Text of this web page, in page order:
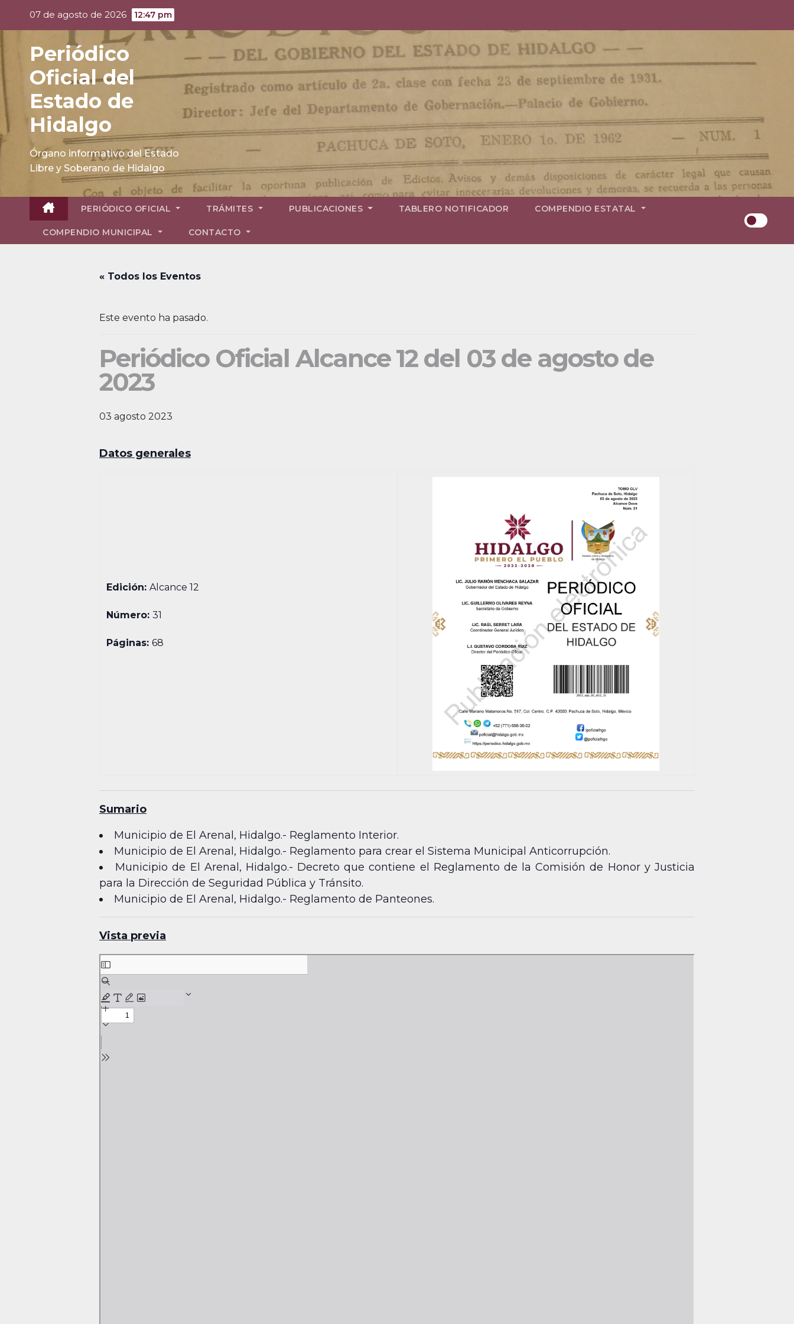
07 de agosto de 2026 12:47 pm
Periódico
Oficial del
Estado de
Hidalgo
Órgano informativo del Estado
Libre y Soberano de Hidalgo
PERIÓDICO OFICIAL TRÁMITES PUBLICACIONES TABLERO NOTIFICADOR COMPENDIO ESTATAL
COMPENDIO MUNICIPAL CONTACTO
« Todos los Eventos
Este evento ha pasado.
Periódico Oficial Alcance 12 del 03 de agosto de
2023
03 agosto 2023
Datos generales
Edición:Alcance 12
Número:31
Páginas:68
Sumario
Municipio de El Arenal, Hidalgo.- Reglamento Interior.
Municipio de El Arenal, Hidalgo.- Reglamento para crear el Sistema Municipal Anticorrupción.
Municipio de El Arenal, Hidalgo.- Decreto que contiene el Reglamento de la Comisión de Honor y Justicia
para la Dirección de Seguridad Pública y Tránsito.
Municipio de El Arenal, Hidalgo.- Reglamento de Panteones.
Vista previa
Skip
to
PDF
content